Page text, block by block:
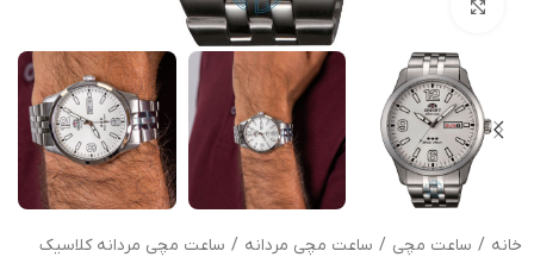
خانه / ساعت مچی / ساعت مچی مردانه / ساعت مچی مردانه کلاسیک